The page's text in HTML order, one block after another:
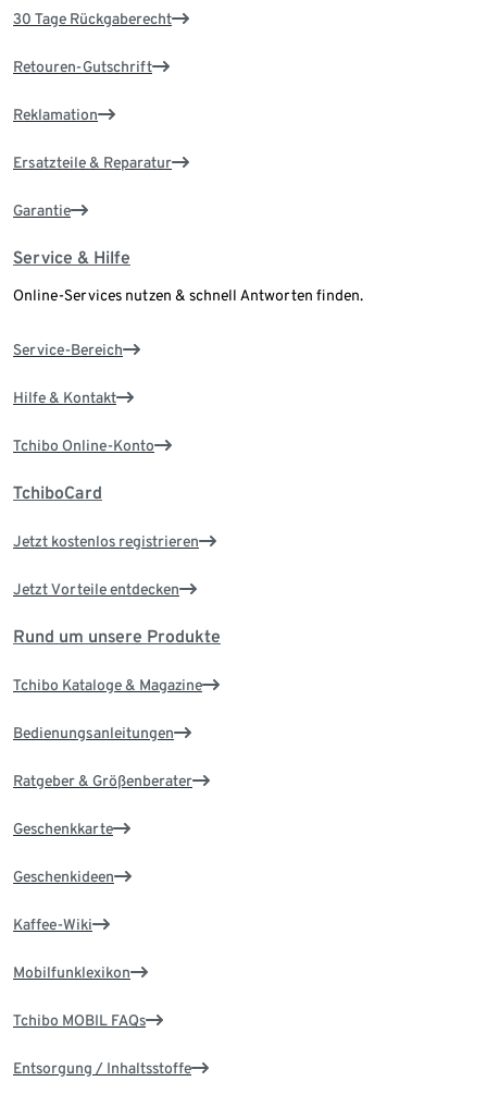
30 Tage Rückgaberecht
Retouren-Gutschrift
Reklamation
Ersatzteile & Reparatur
Garantie
Service & Hilfe
Online-Services nutzen & schnell Antworten finden.
Service-Bereich
Hilfe & Kontakt
Tchibo Online-Konto
TchiboCard
Jetzt kostenlos registrieren
Jetzt Vorteile entdecken
Rund um unsere Produkte
Tchibo Kataloge & Magazine
Bedienungsanleitungen
Ratgeber & Größenberater
Geschenkkarte
Geschenkideen
Kaffee-Wiki
Mobilfunklexikon
Tchibo MOBIL FAQs
Entsorgung / Inhaltsstoffe